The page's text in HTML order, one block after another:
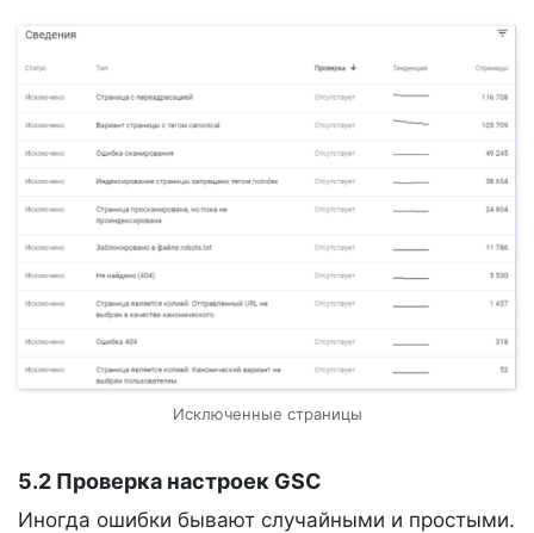
Исключенные страницы
5.2 Проверка настроек GSC
Иногда ошибки бывают случайными и простыми.